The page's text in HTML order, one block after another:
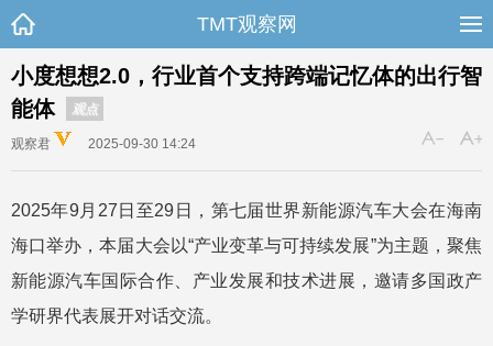
TMT观察网
小度想想2.0，行业首个支持跨端记忆体的出行智
能体
观点
观察君 2025-09-30 14:24
2025年9月27日至29日，第七届世界新能源汽车大会在海南
海口举办，本届大会以“产业变革与可持续发展”为主题，聚焦
新能源汽车国际合作、产业发展和技术进展，邀请多国政产
学研界代表展开对话交流。